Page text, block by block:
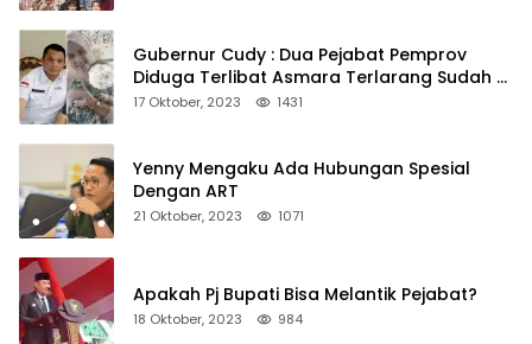
Gubernur Cudy : Dua Pejabat Pemprov
Diduga Terlibat Asmara Terlarang Sudah di
Non Job
17 Oktober, 2023 1431
Yenny Mengaku Ada Hubungan Spesial
Dengan ART
21 Oktober, 2023 1071
Apakah Pj Bupati Bisa Melantik Pejabat?
18 Oktober, 2023 984